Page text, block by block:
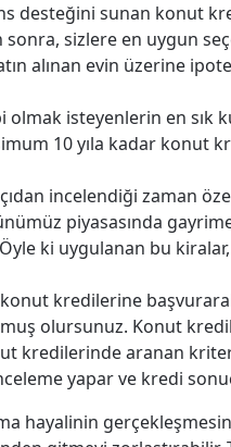
desteğini sunan konut
sonra, sizlere en uygun
alınan evin üzerine
isteyenlerin en sık
10 yıla kadar konut
incelendiği zaman
piyasasında
ki uygulanan bu
kredilerine
olursunuz. Konut
kredilerinde aranan
yapar ve kredi
hayalinin